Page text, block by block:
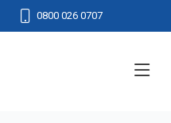
0800 026 0707